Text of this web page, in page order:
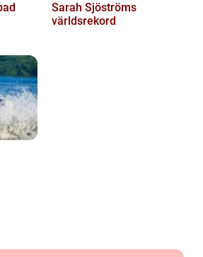
Sarah Sjöströms
världsrekord